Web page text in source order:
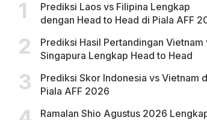
Prediksi Laos vs Filipina Lengkap
dengan Head to Head di Piala AFF
Prediksi Hasil Pertandingan Vietnam
Singapura Lengkap Head to Head
Prediksi Skor Indonesia vs Vietnam
Piala AFF 2026
Ramalan Shio Agustus 2026